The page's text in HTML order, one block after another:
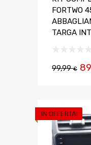
FORTWO
TARGA
99,99€
IN OFFERTA!